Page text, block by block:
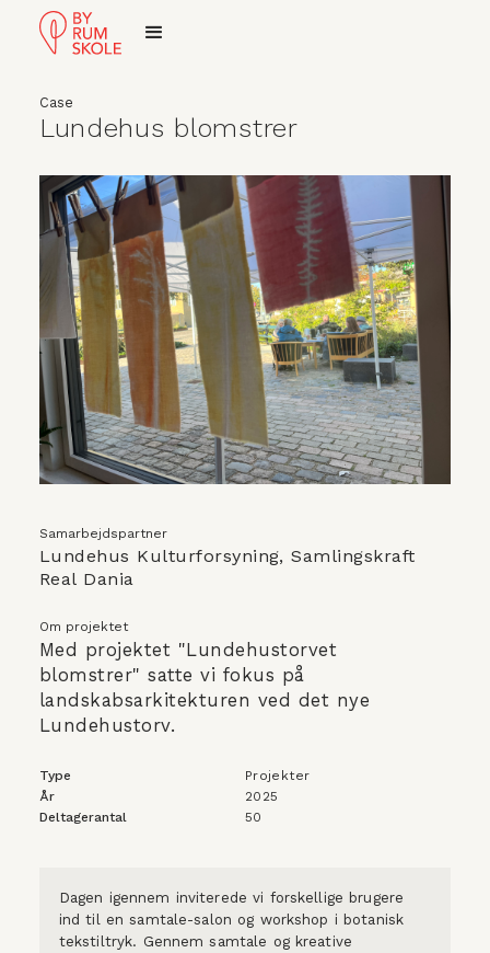
Lundehus blomstrer
Case
Samarbejdspartner
Lundehus Kulturforsyning, Samlingskraft
Real Dania
Om projektet
Med projektet "Lundehustorvet
blomstrer" satte vi fokus på
landskabsarkitekturen ved det nye
Lundehustorv.
Type
Projekter
År
2025
Deltagerantal
50
Dagen igennem inviterede vi forskellige brugere
ind til en samtale-salon og workshop i botanisk
tekstiltryk. Gennem samtale og kreative